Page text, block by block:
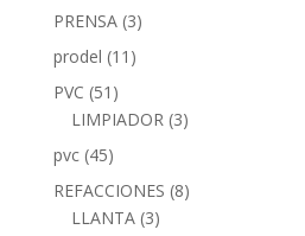
PRENSA (3)
prodel (11)
PVC (51)
LIMPIADOR (3)
pvc (45)
REFACCIONES (8)
LLANTA (3)